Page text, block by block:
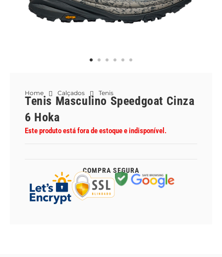
Home Calçados Tenis
Tenis Masculino Speedgoat Cinza
6 Hoka
Este produto está fora de estoque e indisponível.
COMPRA SEGURA